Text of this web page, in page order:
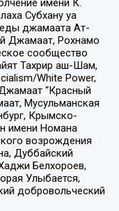
имени К.
Субхану уа
джамаата Ат-
Джамаат, Рохнамо
сообщество
Тахрир аш-Шам,
White Power,
“Красный
Мусульманская
Крымско-
имени Номана
возрождения
Дуббайский
Белхороев,
Улыбается,
добровольческий